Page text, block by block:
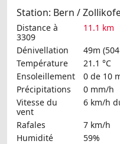
Station: Bern /
Distance à
3309
11.1 km
Dénivellation
49m
Température
21.1 °C
Ensoleillement
0 de 10
Précipitations
0 mm/h
Vitesse du
vent
6 km/h
Rafales
7 km/h
Humidité
59%